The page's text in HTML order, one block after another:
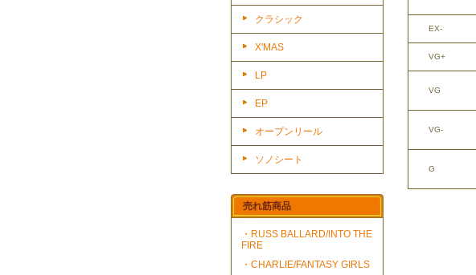
クラシック
X'MAS
LP
EP
オープンリール
ソノシート
売れ筋商品
・RUSS BALLARD/INTO THE
FIRE
・CHARLIE/FANTASY GIRLS
EX-
VG+
VG
VG-
G